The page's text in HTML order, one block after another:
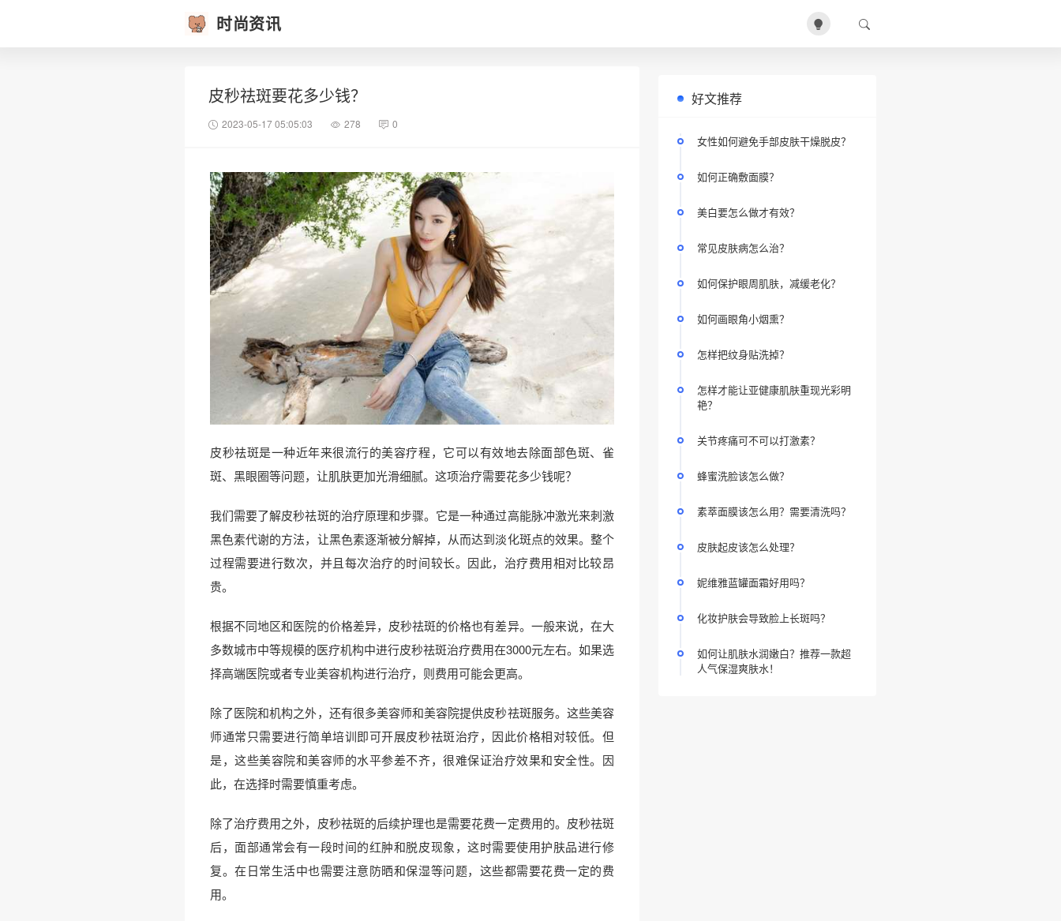
时尚资讯
皮秒祛斑要花多少钱？
2023-05-17 05:05:03 278 0
皮秒祛斑是一种近年来很流行的美容疗程，它可以有效地去除面部色斑、雀
斑、黑眼圈等问题，让肌肤更加光滑细腻。这项治疗需要花多少钱呢？
我们需要了解皮秒祛斑的治疗原理和步骤。它是一种通过高能脉冲激光来刺激
黑色素代谢的方法，让黑色素逐渐被分解掉，从而达到淡化斑点的效果。整个
过程需要进行数次，并且每次治疗的时间较长。因此，治疗费用相对比较昂
贵。
根据不同地区和医院的价格差异，皮秒祛斑的价格也有差异。一般来说，在大
多数城市中等规模的医疗机构中进行皮秒祛斑治疗费用在3000元左右。如果选
择高端医院或者专业美容机构进行治疗，则费用可能会更高。
除了医院和机构之外，还有很多美容师和美容院提供皮秒祛斑服务。这些美容
师通常只需要进行简单培训即可开展皮秒祛斑治疗，因此价格相对较低。但
是，这些美容院和美容师的水平参差不齐，很难保证治疗效果和安全性。因
此，在选择时需要慎重考虑。
除了治疗费用之外，皮秒祛斑的后续护理也是需要花费一定费用的。皮秒祛斑
后，面部通常会有一段时间的红肿和脱皮现象，这时需要使用护肤品进行修
复。在日常生活中也需要注意防晒和保湿等问题，这些都需要花费一定的费
用。
好文推荐
女性如何避免手部皮肤干燥脱皮？
如何正确敷面膜？
美白要怎么做才有效？
常见皮肤病怎么治？
如何保护眼周肌肤，减缓老化？
如何画眼角小烟熏？
怎样把纹身贴洗掉？
怎样才能让亚健康肌肤重现光彩明
艳？
关节疼痛可不可以打激素？
蜂蜜洗脸该怎么做？
素萃面膜该怎么用？需要清洗吗？
皮肤起皮该怎么处理？
妮维雅蓝罐面霜好用吗？
化妆护肤会导致脸上长斑吗？
如何让肌肤水润嫩白？推荐一款超
人气保湿爽肤水！